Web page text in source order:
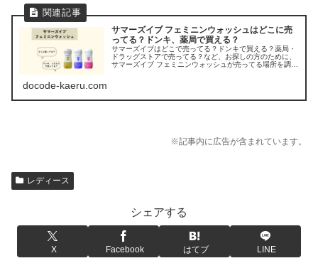
サマーズイブ フェミニンウォッシュはどこに売
ってる？ドンキ、薬局で買える？
サマーズイブはどこで売ってる？ドンキで買える？薬局・
ドラッグストアで売ってる？など、お探しの方のために、
サマーズイブ フェミニンウォッシュが売ってる場所を調べ
docode-kaeru.com
※記事内に広告が含まれています。
レディース
シェアする
X Facebook はてブ LINE